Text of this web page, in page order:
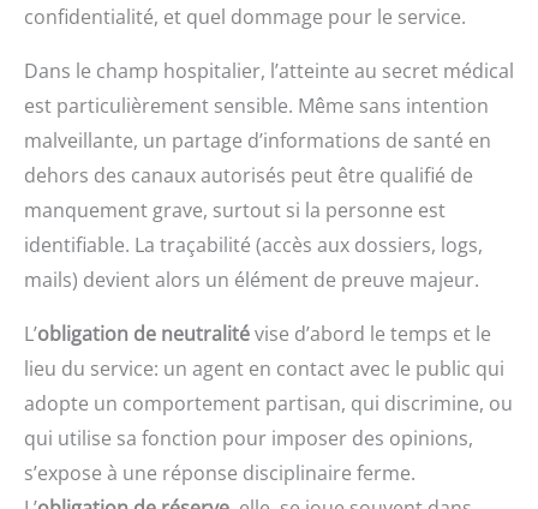
confidentialité, et quel dommage pour le service.
Dans le champ hospitalier, l’atteinte au secret médical
est particulièrement sensible. Même sans intention
malveillante, un partage d’informations de santé en
dehors des canaux autorisés peut être qualifié de
manquement grave, surtout si la personne est
identifiable. La traçabilité (accès aux dossiers, logs,
mails) devient alors un élément de preuve majeur.
L’obligation de neutralitévise d’abord le temps et le
lieu du service: un agent en contact avec le public qui
adopte un comportement partisan, qui discrimine, ou
qui utilise sa fonction pour imposer des opinions,
s’expose à une réponse disciplinaire ferme.